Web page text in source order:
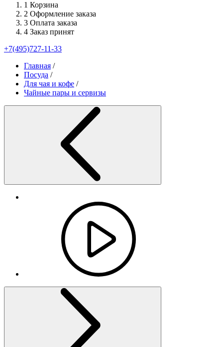
1 Корзина
2 Оформление заказа
3 Оплата заказа
4 Заказ принят
+7(495)727-11-33
Главная /
Посуда /
Для чая и кофе /
Чайные пары и сервизы